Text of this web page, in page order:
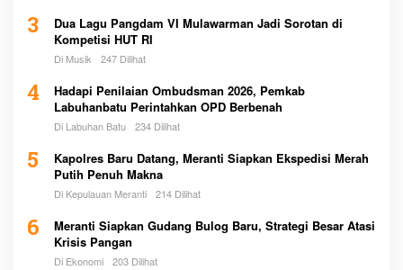
3
Dua Lagu Pangdam VI Mulawarman Jadi Sorotan di
Kompetisi HUT RI
Di Musik 247 Dilihat
4
Hadapi Penilaian Ombudsman 2026, Pemkab
Labuhanbatu Perintahkan OPD Berbenah
Di Labuhan Batu 234 Dilihat
5
Kapolres Baru Datang, Meranti Siapkan Ekspedisi Merah
Putih Penuh Makna
Di Kepulauan Meranti 214 Dilihat
6
Meranti Siapkan Gudang Bulog Baru, Strategi Besar Atasi
Krisis Pangan
Di Ekonomi 203 Dilihat